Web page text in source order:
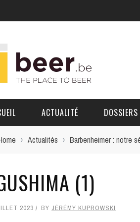
ACTUALITÉ DOSSIERS
› Actualités › Barbenheimer : notre
(1)
2023 BY JÉRÉMY KUPROWSKI